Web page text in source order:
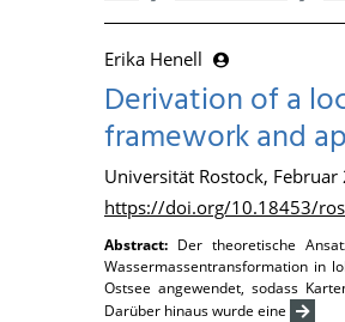
Erika Henell
Derivation of a
framework and
Universität Rostock, Februar
https://doi.org/10.18453/
Abstract: Der theoretische
Wassermassentransformation in
Ostsee angewendet, sodass
Darüber hinaus wurde eine